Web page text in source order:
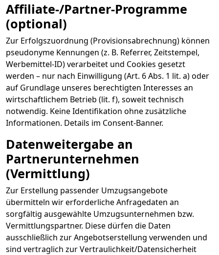
Affiliate-/Partner-Programme
(optional)
Zur Erfolgszuordnung (Provisionsabrechnung) können
pseudonyme Kennungen (z. B. Referrer, Zeitstempel,
Werbemittel-ID) verarbeitet und Cookies gesetzt
werden – nur nach Einwilligung (Art. 6 Abs. 1 lit. a) oder
auf Grundlage unseres berechtigten Interesses an
wirtschaftlichem Betrieb (lit. f), soweit technisch
notwendig. Keine Identifikation ohne zusätzliche
Informationen. Details im Consent-Banner.
Datenweitergabe an
Partnerunternehmen
(Vermittlung)
Zur Erstellung passender Umzugsangebote
übermitteln wir erforderliche Anfragedaten an
sorgfältig ausgewählte Umzugsunternehmen bzw.
Vermittlungspartner. Diese dürfen die Daten
ausschließlich zur Angebotserstellung verwenden und
sind vertraglich zur Vertraulichkeit/Datensicherheit